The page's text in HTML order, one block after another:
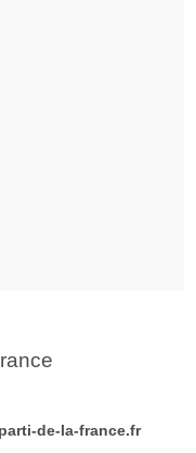
de-la-france.fr